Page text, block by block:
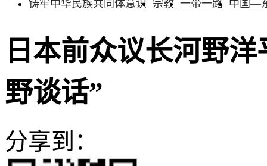
铸牢中华民族共同体意识 宗教 一带一路 中国—
日本前众议长河野
野谈话”
分享到：